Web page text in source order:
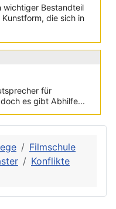
wichtiger Bestandteil
die sich in
für
es gibt Abhilfe...
Filmschule
Konflikte